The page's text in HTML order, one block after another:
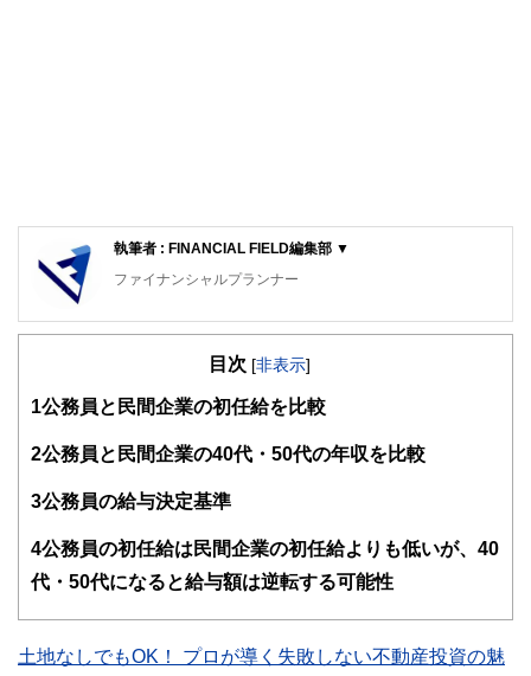
執筆者 : FINANCIAL FIELD編集部 ▼
ファイナンシャルプランナー
FinancialField編集部は、金融、経済に関する記事を、日々
知識がない方でも理解できるようわかりやすく発信していま
得者を中心に「お金や暮らし」に関する書籍・雑誌の編集経
験者で構成され、企画立案から記事掲載まですべての工程に
関わることで、読者目線のコンテンツを追求しています。
護士、税理士、宅地建物取引士、相続診断士、住宅ローンア
ドバイザー、DCプランナー、公認会計士、社会保険労務
士、行政書士、投資アナリスト、キャリアコンサルタントな
をわかりやすく発信している点です。
目次 [非表示]
1 公務員と民間企業の初任給を比較
2公務員と民間企業の40代・50代の年収を比較
3公務員の給与決定基準
4公務員の初任給は民間企業の初任給よりも低いが、40
代・50代になると給与額は逆転する可能性
土地なしでもOK！ プロが導く失敗しない不動産投資の魅